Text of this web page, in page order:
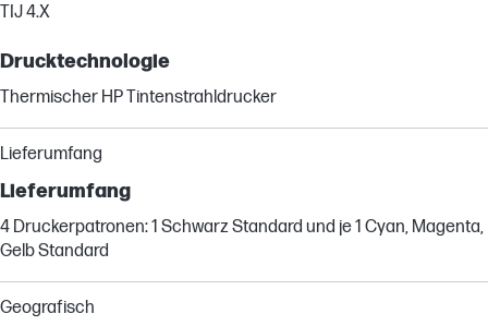
TIJ 4.X
Drucktechnologie
Thermischer HP Tintenstrahldrucker
Lieferumfang
Lieferumfang
4 Druckerpatronen: 1 Schwarz Standard und je 1 Cyan, Magenta,
Gelb Standard
Geografisch